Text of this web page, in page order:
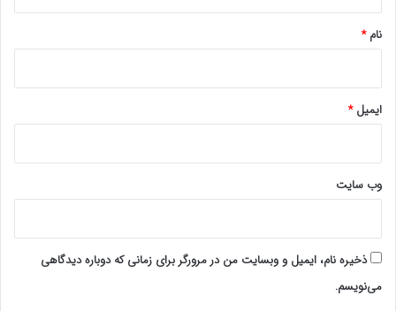
شهرستان راز و جرگلان، مسئول بازرسی آموزش و پرورش
شهرستان راز و جرگلان، کارشناس آمار و بودجه شهرستان راز و
www.ulkamiz.ir
نام*
ایمیل*
وب‌ سایت
ذخیره نام، ایمیل و وبسایت من در مرورگر برای زمانی که دوباره دیدگاهی
می‌نویسم.